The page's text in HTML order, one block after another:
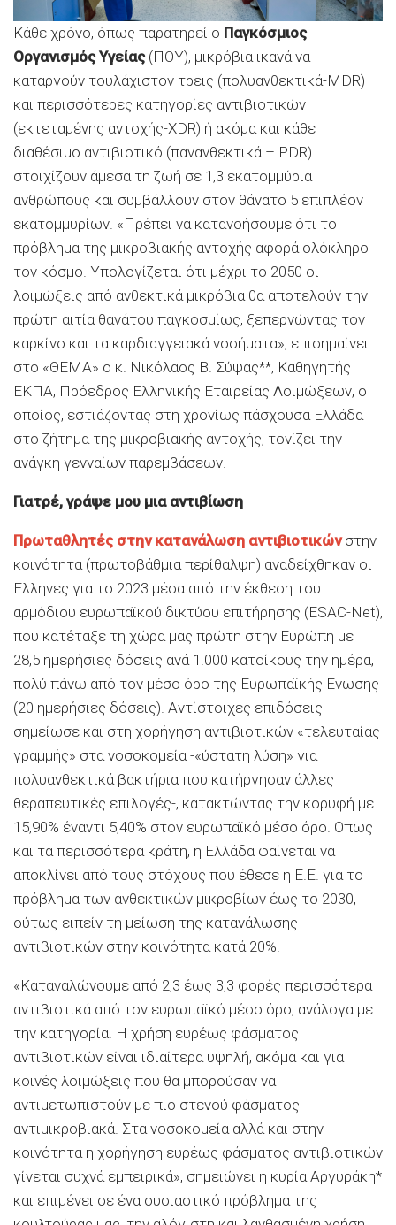
Κάθε χρόνο, όπως παρατηρεί ο Παγκόσμιος
Οργανισμός Υγείας(ΠΟΥ), μικρόβια ικανά να
καταργούν τουλάχιστον τρεις (πολυανθεκτικά-MDR)
και περισσότερες κατηγορίες αντιβιοτικών
(εκτεταμένης αντοχής-XDR) ή ακόμα και κάθε
διαθέσιμο αντιβιοτικό (πανανθεκτικά – PDR)
στοιχίζουν άμεσα τη ζωή σε 1,3 εκατομμύρια
ανθρώπους και συμβάλλουν στον θάνατο 5 επιπλέον
εκατομμυρίων. «Πρέπει να κατανοήσουμε ότι το
πρόβλημα της μικροβιακής αντοχής αφορά ολόκληρο
τον κόσμο. Υπολογίζεται ότι μέχρι το 2050 οι
λοιμώξεις από ανθεκτικά μικρόβια θα αποτελούν την
πρώτη αιτία θανάτου παγκοσμίως, ξεπερνώντας τον
καρκίνο και τα καρδιαγγειακά νοσήματα», επισημαίνει
στο «ΘΕΜΑ» ο κ. Νικόλαος Β. Σύψας**, Καθηγητής
ΕΚΠΑ, Πρόεδρος Ελληνικής Εταιρείας Λοιμώξεων, ο
οποίος, εστιάζοντας στη χρονίως πάσχουσα Ελλάδα
στο ζήτημα της μικροβιακής αντοχής, τονίζει την
ανάγκη γενναίων παρεμβάσεων.
Γιατρέ, γράψε μου μια αντιβίωση
Πρωταθλητές στην κατανάλωση αντιβιοτικώνστην
κοινότητα (πρωτοβάθμια περίθαλψη) αναδείχθηκαν οι
Ελληνες για το 2023 μέσα από την έκθεση του
αρμόδιου ευρωπαϊκού δικτύου επιτήρησης (ESAC-Net),
που κατέταξε τη χώρα μας πρώτη στην Ευρώπη με
28,5 ημερήσιες δόσεις ανά 1.000 κατοίκους την ημέρα,
πολύ πάνω από τον μέσο όρο της Ευρωπαϊκής Ενωσης
(20 ημερήσιες δόσεις). Αντίστοιχες επιδόσεις
σημείωσε και στη χορήγηση αντιβιοτικών «τελευταίας
γραμμής» στα νοσοκομεία -«ύστατη λύση» για
πολυανθεκτικά βακτήρια που κατήργησαν άλλες
θεραπευτικές επιλογές-, κατακτώντας την κορυφή με
15,90% έναντι 5,40% στον ευρωπαϊκό μέσο όρο. Οπως
και τα περισσότερα κράτη, η Ελλάδα φαίνεται να
αποκλίνει από τους στόχους που έθεσε η Ε.Ε. για το
πρόβλημα των ανθεκτικών μικροβίων έως το 2030,
ούτως ειπείν τη μείωση της κατανάλωσης
αντιβιοτικών στην κοινότητα κατά 20%.
«Καταναλώνουμε από 2,3 έως 3,3 φορές περισσότερα
αντιβιοτικά από τον ευρωπαϊκό μέσο όρο, ανάλογα με
την κατηγορία. Η χρήση ευρέως φάσματος
αντιβιοτικών είναι ιδιαίτερα υψηλή, ακόμα και για
κοινές λοιμώξεις που θα μπορούσαν να
αντιμετωπιστούν με πιο στενού φάσματος
αντιμικροβιακά. Στα νοσοκομεία αλλά και στην
κοινότητα η χορήγηση ευρέως φάσματος αντιβιοτικών
γίνεται συχνά εμπειρικά», σημειώνει η κυρία Αργυράκη*
και επιμένει σε ένα ουσιαστικό πρόβλημα της